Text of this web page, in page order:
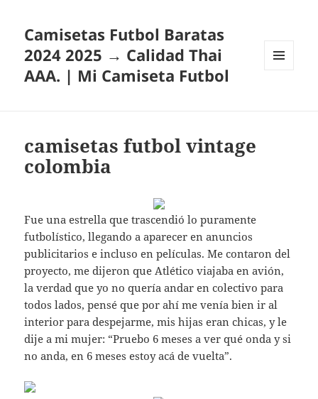
Camisetas Futbol Baratas
2024 2025 → Calidad Thai
AAA. | Mi Camiseta Futbol
camisetas futbol vintage
colombia
Fue una estrella que trascendió lo puramente
futbolístico, llegando a aparecer en anuncios
publicitarios e incluso en películas. Me contaron del
proyecto, me dijeron que Atlético viajaba en avión,
la verdad que yo no quería andar en colectivo para
todos lados, pensé que por ahí me venía bien ir al
interior para despejarme, mis hijas eran chicas, y le
dije a mi mujer: “Pruebo 6 meses a ver qué onda y si
no anda, en 6 meses estoy acá de vuelta”.